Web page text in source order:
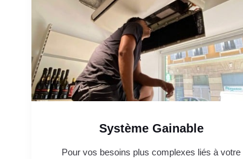
Système Gainable
Pour vos besoins plus complexes liés à votre